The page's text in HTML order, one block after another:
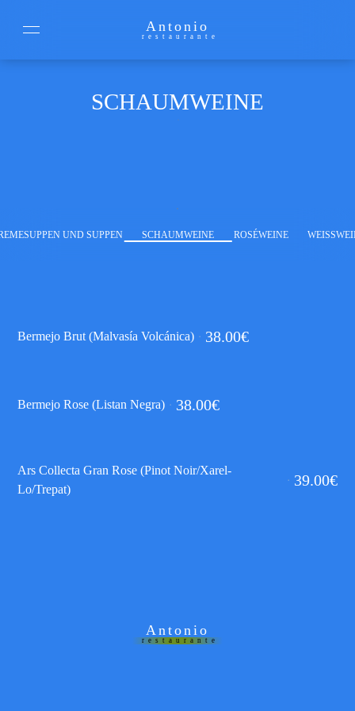
Antonio
restaurante
SCHAUMWEINE
UND SUPPEN SCHAUMWEINE ROSÉWEINE
Bermejo Brut (Malvasía Volcánica) 38.00€
Bermejo Rose (Listan Negra) 38.00€
Ars Collecta Gran Rose (Pinot Noir/Xarel-
Lo/Trepat)
39.00€
Antonio
restaurante